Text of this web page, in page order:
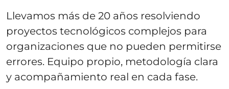
Llevamos más de 20 años resolviendo
proyectos tecnológicos complejos para
organizaciones que no pueden permitirse
errores. Equipo propio, metodología clara
y acompañamiento real en cada fase.